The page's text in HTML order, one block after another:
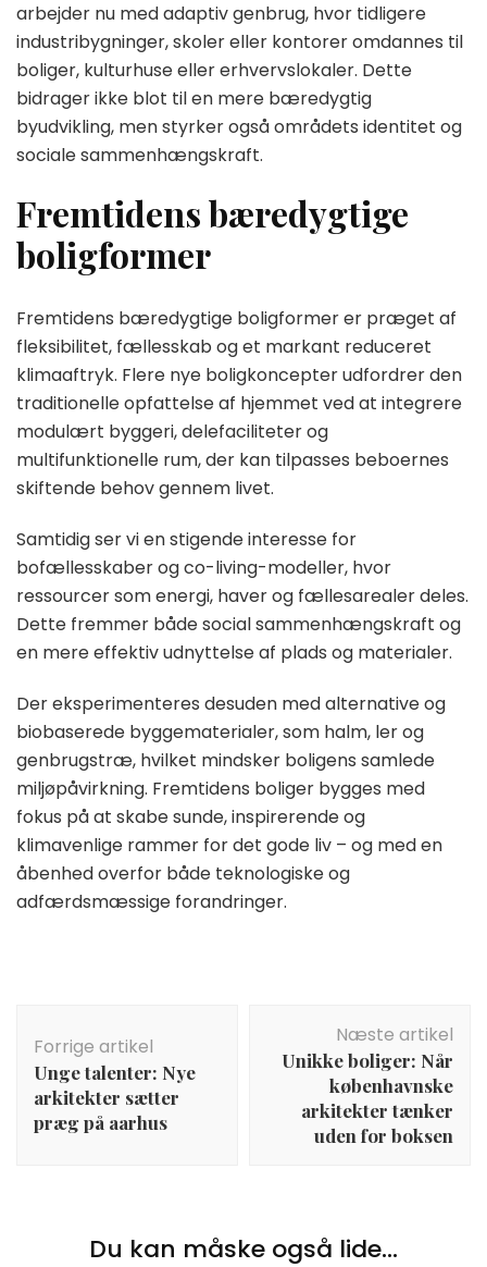
arbejder nu med adaptiv genbrug, hvor tidligere
industribygninger, skoler eller kontorer omdannes til
boliger, kulturhuse eller erhvervslokaler. Dette
bidrager ikke blot til en mere bæredygtig
byudvikling, men styrker også områdets identitet og
sociale sammenhængskraft.
Fremtidens bæredygtige
boligformer
Fremtidens bæredygtige boligformer er præget af
fleksibilitet, fællesskab og et markant reduceret
klimaaftryk. Flere nye boligkoncepter udfordrer den
traditionelle opfattelse af hjemmet ved at integrere
modulært byggeri, delefaciliteter og
multifunktionelle rum, der kan tilpasses beboernes
skiftende behov gennem livet.
Samtidig ser vi en stigende interesse for
bofællesskaber og co-living-modeller, hvor
ressourcer som energi, haver og fællesarealer deles.
Dette fremmer både social sammenhængskraft og
en mere effektiv udnyttelse af plads og materialer.
Der eksperimenteres desuden med alternative og
biobaserede byggematerialer, som halm, ler og
genbrugstræ, hvilket mindsker boligens samlede
miljøpåvirkning. Fremtidens boliger bygges med
fokus på at skabe sunde, inspirerende og
klimavenlige rammer for det gode liv – og med en
åbenhed overfor både teknologiske og
adfærdsmæssige forandringer.
Forrige artikel
Unge talenter: Nye
arkitekter sætter
præg på aarhus
Næste artikel
Unikke boliger: Når
københavnske
arkitekter tænker
uden for boksen
Du kan måske også lide...